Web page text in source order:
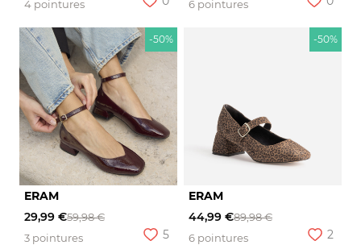
4 pointures
6 pointures
-50%
ERAM
29,99 €59,98 €
3 pointures
5
-50%
ERAM
44,99 €89,98 €
6 pointures
2